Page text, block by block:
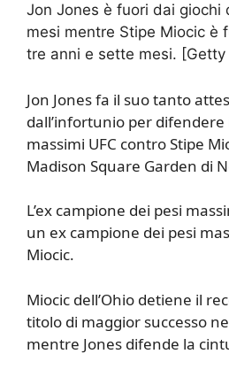
Jon Jones è fuori dai giochi
mesi mentre Stipe Miocic è
tre anni e sette mesi. [Getty
Jon Jones fa il suo tanto
dall’infortunio per difendere
massimi UFC contro Stipe
Madison Square Garden di
L’ex campione dei pesi
un ex campione dei pesi
Miocic.
Miocic dell’Ohio detiene il
titolo di maggior successo
mentre Jones difende la